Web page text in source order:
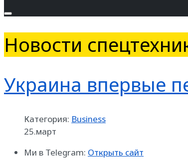
Новости
Украина впервые
Категория: Business
25.март
Ми в Telegram: Открыть сайт